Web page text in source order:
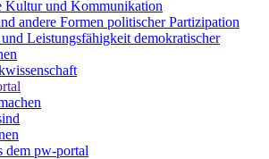
Kultur und Kommunikation
andere Formen politischer Partizipation
Leistungsfähigkeit demokratischer
dem pw-portal